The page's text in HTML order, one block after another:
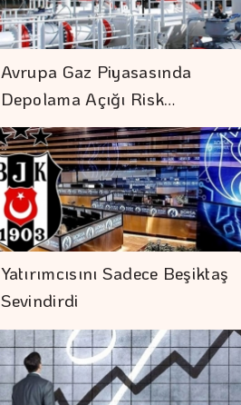
Avrupa Gaz Piyasasında
Depolama Açığı Risk…
Yatırımcısını Sadece Beşiktaş
Sevindirdi
Sigaraya Yeni Zam
Geldi
Trump İthal
Polisilikona Yüzde 15
Tarife Uygulayacak